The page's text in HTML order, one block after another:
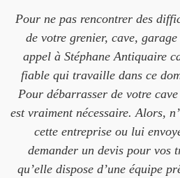
Pour ne pas rencontrer des
de votre grenier, cave,
appel à Stéphane Antiquaire
fiable qui travaille dans ce
Pour débarrasser de votre
est vraiment nécessaire. Alors,
cette entreprise ou lui
demander un devis pour vos
qu’elle dispose d’une équipe